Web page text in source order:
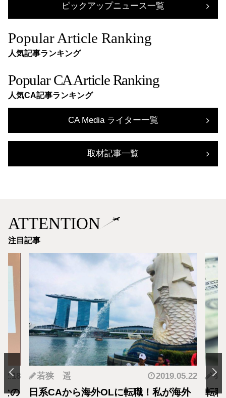
ピックアップニュース一覧
Popular Article Ranking
人気記事ランキング
Popular CA Article Ranking
人気CA記事ランキング
CA Media ライター一覧
取材記事一覧
ATTENTION
注目記事
の
若狭 遥 2019.05.22
日系CAから海外OLに転職！私が海外
羽
転